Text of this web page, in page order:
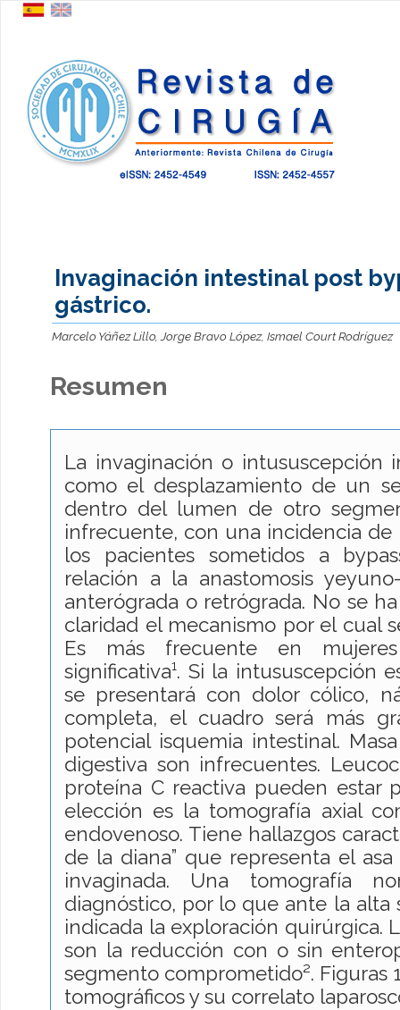
Invaginación intestinal post
gástrico.
Marcelo Yáñez Lillo, Jorge Bravo López, Ismael Court Rodríguez
Resumen
La invaginación o intususcepción
como el desplazamiento de un
dentro del lumen de otro
infrecuente, con una incidencia de
los pacientes sometidos a
relación a la anastomosis
anterógrada o retrógrada. No se
claridad el mecanismo por el cual
Es más frecuente en
significativa¹. Si la intususcepción
se presentará con dolor cólico,
completa, el cuadro será más
potencial isquemia intestinal.
digestiva son infrecuentes.
proteína C reactiva pueden estar
elección es la tomografía axial
endovenoso. Tiene hallazgos
de la diana” que representa el
invaginada. Una tomografía
diagnóstico, por lo que ante la alta
indicada la exploración quirúrgica.
son la reducción con o sin
segmento comprometido². Figuras
tomográficos y su correlato